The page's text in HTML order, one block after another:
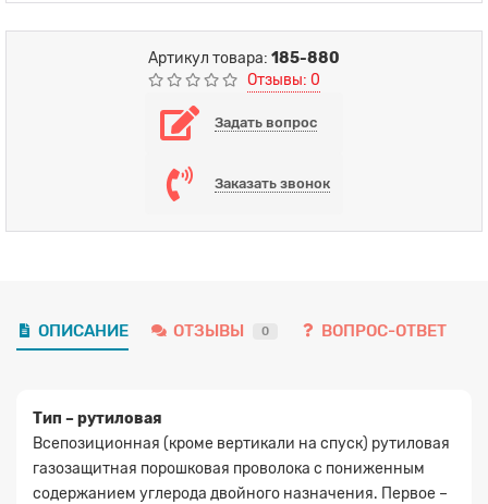
Артикул товара: 185-880
Отзывы: 0
Задать вопрос
Заказать звонок
ОПИСАНИЕ ОТЗЫВЫ 0 ВОПРОС-ОТВЕТ
Тип – рутиловая
Всепозиционная (кроме вертикали на спуск) рутиловая
газозащитная порошковая проволока c пониженным
содержанием углерода двойного назначения. Первое –